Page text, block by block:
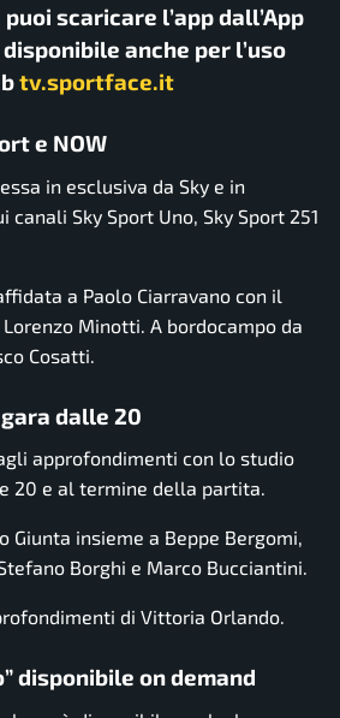
scaricare l’app dall’App
disponibile anche per l’uso
tv.sportface.it
e NOW
in esclusiva da Sky e in
canali Sky Sport Uno, Sky Sport 251
a Paolo Ciarravano con il
Lorenzo Minotti . A bordocampo da
Cosatti
dalle 20
approfondimenti con lo studio
20 e al termine della partita.
Giunta insieme a Beppe Bergomi,
Borghi e Marco Bucciantini.
di Vittoria Orlando.
disponibile on demand